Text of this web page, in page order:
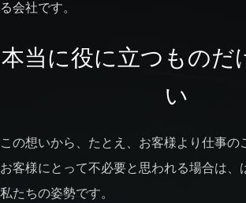
る会社です。
本当に役に立つものだ
い
この想いから、たとえ、お客様より仕事の
お客様にとって不必要と思われる場合は、
私たちの姿勢です。